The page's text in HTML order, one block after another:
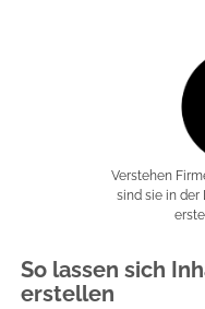
Verstehen
sind sie in der
So lassen sich
erstellen